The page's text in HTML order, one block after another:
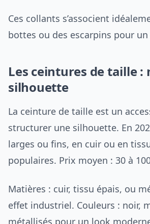
Ces collants s’associent
bottes ou des escarpins pour
Les ceintures de taille :
silhouette
La ceinture de taille est un
structurer une silhouette. En
larges ou fins, en cuir ou en
populaires. Prix moyen : 30 à
Matières : cuir, tissu épais, ou
effet industriel. Couleurs : noir,
métallisés pour un look